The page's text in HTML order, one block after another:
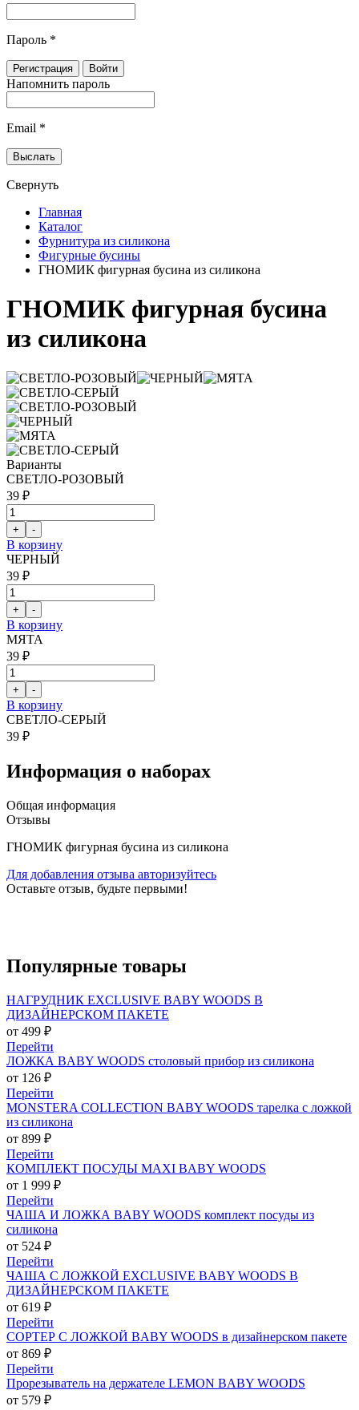
Пароль *
Напомнить пароль
Email *
Свернуть
Главная
Каталог
Фурнитура из силикона
Фигурные бусины
ГНОМИК фигурная бусина из силикона
ГНОМИК фигурная бусина
из силикона
Варианты
СВЕТЛО-РОЗОВЫЙ
39 ₽
В корзину
ЧЕРНЫЙ
39 ₽
В корзину
МЯТА
39 ₽
В корзину
СВЕТЛО-СЕРЫЙ
39 ₽
Информация о наборах
Общая информация
Отзывы
ГНОМИК фигурная бусина из силикона
Для добавления отзыва авторизуйтесь
Оставьте отзыв, будьте первыми!
Популярные товары
НАГРУДНИК EXCLUSIVE BABY WOODS В
ДИЗАЙНЕРСКОМ ПАКЕТЕ
от 499 ₽
Перейти
ЛОЖКА BABY WOODS столовый прибор из силикона
от 126 ₽
Перейти
MONSTERA COLLECTION BABY WOODS тарелка с ложкой
из силикона
от 899 ₽
Перейти
КОМПЛЕКТ ПОСУДЫ MAXI BABY WOODS
от 1 999 ₽
Перейти
ЧАША И ЛОЖКА BABY WOODS комплект посуды из
силикона
от 524 ₽
Перейти
ЧАША С ЛОЖКОЙ EXCLUSIVE BABY WOODS В
ДИЗАЙНЕРСКОМ ПАКЕТЕ
от 619 ₽
Перейти
СОРТЕР С ЛОЖКОЙ BABY WOODS в дизайнерском пакете
от 869 ₽
Перейти
Прорезыватель на держателе LEMON BABY WOODS
от 579 ₽